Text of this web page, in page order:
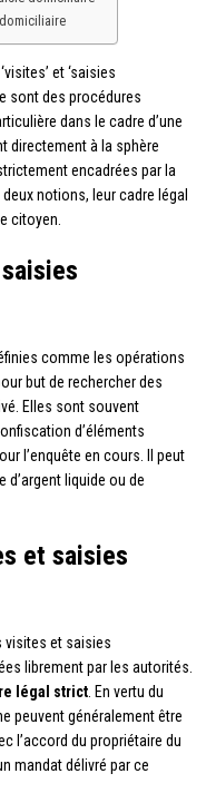
et ‘saisies
sont des procédures
dans le cadre d’une
directement à la sphère
encadrées par la
notions, leur cadre légal
citoyen.
comme les opérations
but de rechercher des
Elles sont souvent
d’éléments
l’enquête en cours. Il peut
d’argent liquide ou de
et saisies
visites et saisies
librement par les autorités.
légal strict . En vertu du
peuvent généralement être
l’accord du propriétaire du
mandat délivré par ce